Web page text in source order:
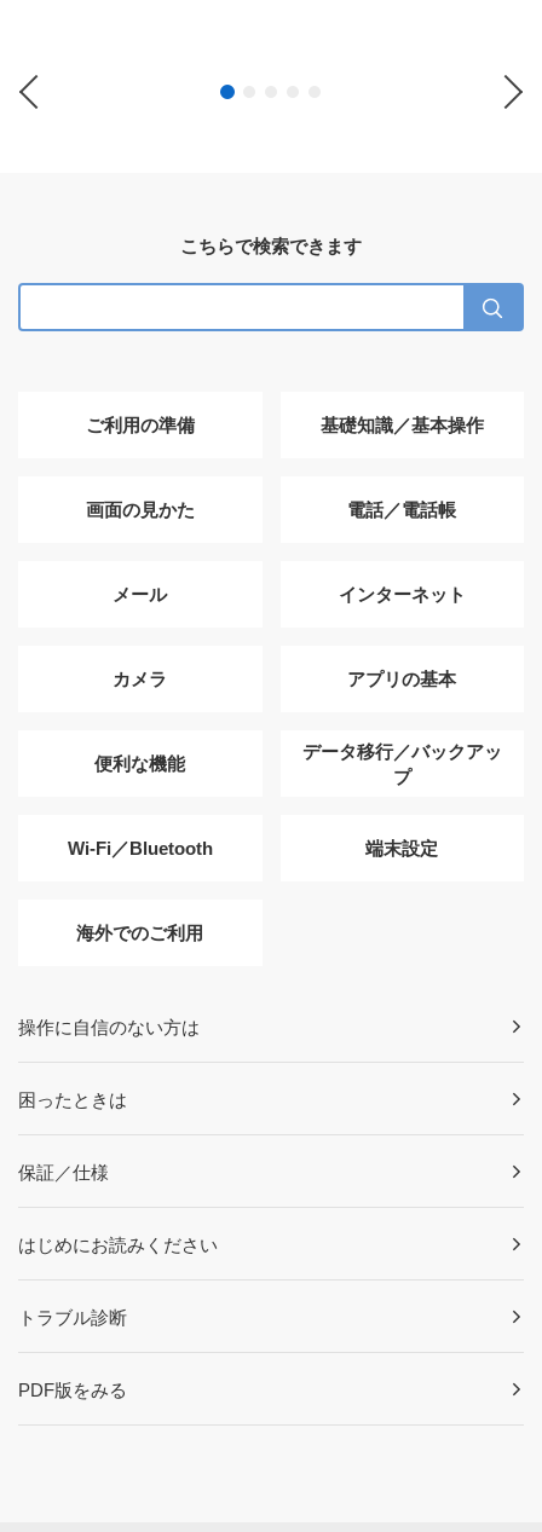
こちらで検索できます
ご利用の準備 基礎知識／基本操作
画面の見かた 電話／電話帳
メール インターネット
カメラ アプリの基本
便利な機能
データ移行／バックアッ
プ
Wi-Fi／Bluetooth 端末設定
海外でのご利用
操作に自信のない方は
困ったときは
保証／仕様
はじめにお読みください
トラブル診断
PDF版をみる